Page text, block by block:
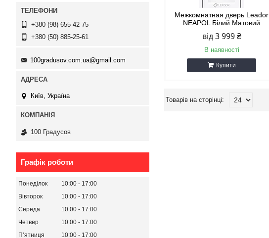
Межкомнатная дверь Leador
NEAPOL Білий Матовий
від 3 999 ₴
В наявності
Купити
+380 (98) 655-42-75
+380 (50) 885-25-61
100gradusov.com.ua@gmail.com
Київ, Україна
100 Градусов
Графік роботи
Понеділок 10:00
17:00
Вівторок
10:00
17:00
Середа
10:00
17:00
Четвер
10:00
17:00
Пʼятниця
10:00 17:00